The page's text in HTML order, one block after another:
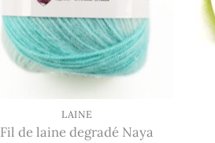
choisies
sur
la
page
du
produit
LAINE
Fil de laine degradé Naya